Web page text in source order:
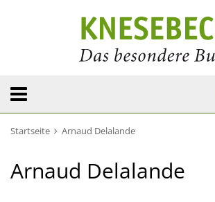
Startseite Arnaud Delalande
Arnaud Delalande